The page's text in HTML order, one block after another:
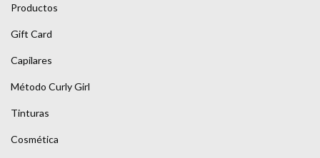
Productos
Gift Card
Capilares
Método Curly Girl
Tinturas
Cosmética